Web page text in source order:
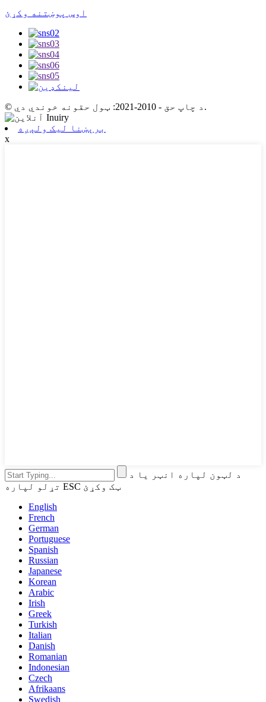
اوس پوښتنه وکړئ
© د چاپ حق - 2010-2021: ټول حقونه خوندي دي.
برېښنا لیک ولېږه
x
د لټون لپاره انټر یا د
تړلو لپاره ESC ټک وکړئ
English
French
German
Portuguese
Spanish
Russian
Japanese
Korean
Arabic
Irish
Greek
Turkish
Italian
Danish
Romanian
Indonesian
Czech
Afrikaans
Swedish